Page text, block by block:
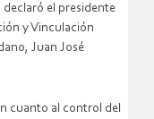
declaró el presidente
y Vinculación
Juan José
cuanto al control del